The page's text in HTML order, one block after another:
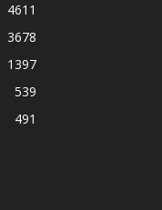
4611
3678
1397
539
491